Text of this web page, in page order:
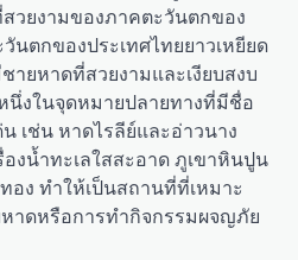
วยงามของภาคตะวันตกของ
นตกของประเทศไทยยาวเหยียด
ยหาดที่สวยงามและเงียบสงบ
นึ่งในจุดหมายปลายทางที่มีชื่อ
เช่น หาดไรลีย์และอ่าวนาง
งน้ำทะเลใสสะอาด ภูเขาหินปูน
ง ทำให้เป็นสถานที่ที่เหมาะ
าดหรือการทำกิจกรรมผจญภัย